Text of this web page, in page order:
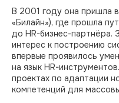
В 2001 году она пришла
«Билайн»), где прошла
до HR-бизнес-партнёра.
интерес к построению
впервые проявилось
на язык HR-
проектах по адаптации
компетенций для